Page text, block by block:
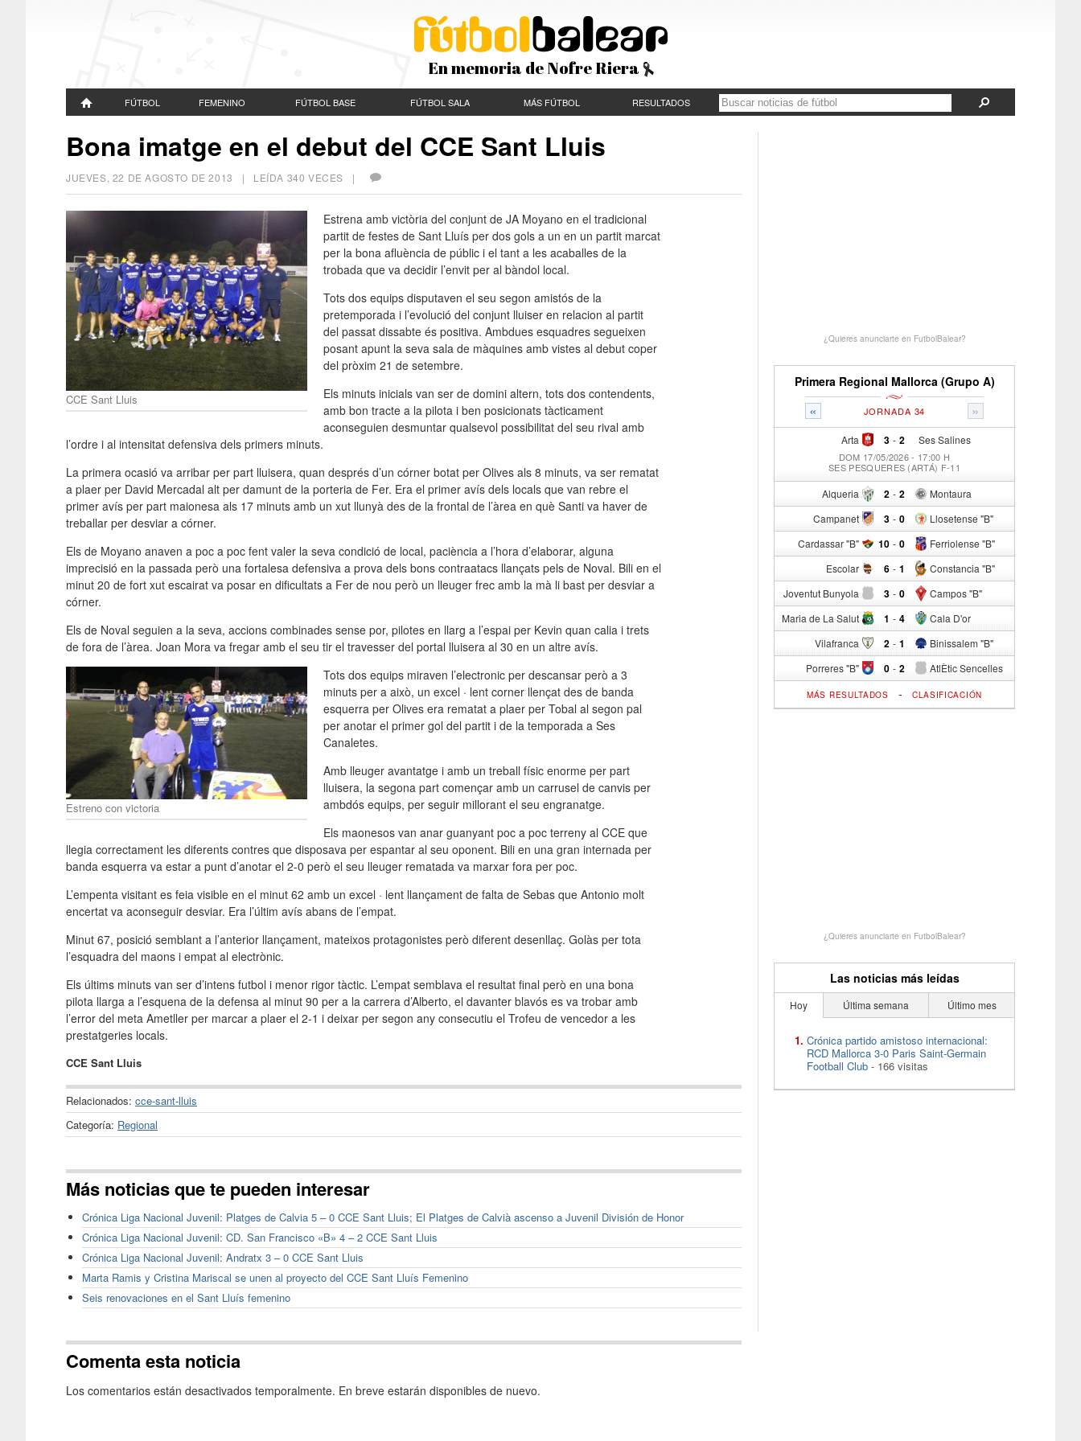
En memoria de Nofre Riera
FÚTBOL FEMENINO FÚTBOL BASE FÚTBOL SALA MÁS FÚTBOL RESULTADOS
Bona imatge en el debut del CCE Sant Lluis
JUEVES, 22 DE AGOSTO DE 2013 | LEÍDA 340 VECES |
CCE Sant Lluis
Estrena amb victòria del conjunt de JA Moyano en el tradicional
partit de festes de Sant Lluís per dos gols a un en un partit marcat
per la bona afluència de públic i el tant a les acaballes de la
trobada que va decidir l’envit per al bàndol local.
Tots dos equips disputaven el seu segon amistós de la
pretemporada i l’evolució del conjunt lluiser en relacion al partit
del passat dissabte és positiva. Ambdues esquadres segueixen
posant apunt la seva sala de màquines amb vistes al debut coper
del pròxim 21 de setembre.
Els minuts inicials van ser de domini altern, tots dos contendents,
amb bon tracte a la pilota i ben posicionats tàcticament
aconseguien desmuntar qualsevol possibilitat del seu rival amb
l’ordre i al intensitat defensiva dels primers minuts.
La primera ocasió va arribar per part lluisera, quan després d’un córner botat per Olives als 8 minuts, va ser rematat
a plaer per David Mercadal alt per damunt de la porteria de Fer. Era el primer avís dels locals que van rebre el
primer avís per part maionesa als 17 minuts amb un xut llunyà des de la frontal de l’àrea en què Santi va haver de
treballar per desviar a córner.
Els de Moyano anaven a poc a poc fent valer la seva condició de local, paciència a l’hora d’elaborar, alguna
imprecisió en la passada però una fortalesa defensiva a prova dels bons contraatacs llançats pels de Noval. Bili en el
minut 20 de fort xut escairat va posar en dificultats a Fer de nou però un lleuger frec amb la mà li bast per desviar a
córner.
Els de Noval seguien a la seva, accions combinades sense por, pilotes en llarg a l’espai per Kevin quan calia i trets
de fora de l’àrea. Joan Mora va fregar amb el seu tir el travesser del portal lluisera al 30 en un altre avís.
Estreno con victoria
Tots dos equips miraven l’electronic per descansar però a 3
minuts per a això, un excel · lent corner llençat des de banda
esquerra per Olives era rematat a plaer per Tobal al segon pal
per anotar el primer gol del partit i de la temporada a Ses
Canaletes.
Amb lleuger avantatge i amb un treball físic enorme per part
lluisera, la segona part començar amb un carrusel de canvis per
ambdós equips, per seguir millorant el seu engranatge.
Els maonesos van anar guanyant poc a poc terreny al CCE que
llegia correctament les diferents contres que disposava per espantar al seu oponent. Bili en una gran internada per
banda esquerra va estar a punt d’anotar el 2-0 però el seu lleuger rematada va marxar fora per poc.
L’empenta visitant es feia visible en el minut 62 amb un excel · lent llançament de falta de Sebas que Antonio molt
encertat va aconseguir desviar. Era l’últim avís abans de l’empat.
Minut 67, posició semblant a l’anterior llançament, mateixos protagonistes però diferent desenllaç. Golàs per tota
l’esquadra del maons i empat al electrònic.
Els últims minuts van ser d’intens futbol i menor rigor tàctic. L’empat semblava el resultat final però en una bona
pilota llarga a l’esquena de la defensa al minut 90 per a la carrera d’Alberto, el davanter blavós es va trobar amb
l’error del meta Ametller per marcar a plaer el 2-1 i deixar per segon any consecutiu el Trofeu de vencedor a les
prestatgeries locals.
CCE Sant Lluis
Relacionados: cce-sant-lluis
Categoría: Regional
Más noticias que te pueden interesar
Crónica Liga Nacional Juvenil: Platges de Calvia 5 – 0 CCE Sant Lluis; El Platges de Calvià ascenso a Juvenil División de Honor
Crónica Liga Nacional Juvenil: CD. San Francisco «B» 4 – 2 CCE Sant Lluis
Crónica Liga Nacional Juvenil: Andratx 3 – 0 CCE Sant Lluis
Marta Ramis y Cristina Mariscal se unen al proyecto del CCE Sant Lluís Femenino
Seis renovaciones en el Sant Lluís femenino
Comenta esta noticia
Los comentarios están desactivados temporalmente. En breve estarán disponibles de nuevo.
¿Quieres anunciarte en FutbolBalear?
Primera Regional Mallorca (Grupo A)
« »
JORNADA 34
Arta 3 - Ses Salines
2
DOM 17/05/2026 - 17:00 H
SES PESQUERES (ARTÁ) F-11
Alqueria 2 - Montaura
2
Campanet 3 - Llosetense "B"
0
Cardassar "B" 10 - Ferriolense "B"
0
Escolar 6 - Constancia "B"
1
Joventut Bunyola 3 - Campos "B"
0
Maria de La Salut 1 - Cala D'or
4
Vilafranca 2 - Binissalem "B"
1
Porreres "B" 0 - AtlÈtic Sencelles
2
MÁS RESULTADOS - CLASIFICACIÓN
¿Quieres anunciarte en FutbolBalear?
Las noticias más leídas
Hoy Última semana Último mes
Crónica partido amistoso internacional:
RCD Mallorca 3-0 Paris Saint-Germain
Football Club - 166 visitas